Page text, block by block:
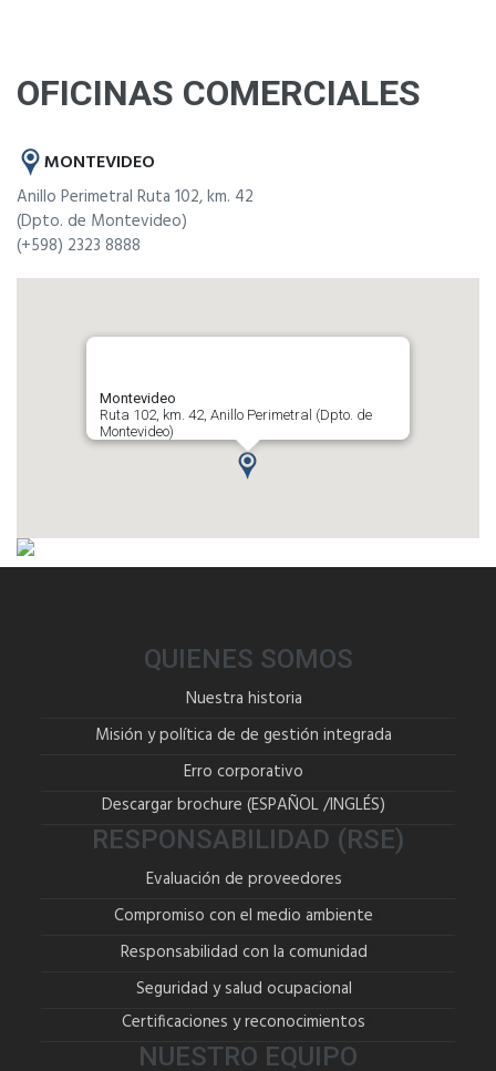
OFICINAS COMERCIALES
MONTEVIDEO
Anillo Perimetral Ruta 102, km. 42
(Dpto. de Montevideo)
(+598) 2323 8888
Montevideo
Ruta 102, km. 42, Anillo Perimetral (Dpto. de
Montevideo)
QUIENES SOMOS
Nuestra historia
Misión y política de de gestión integrada
Erro corporativo
Descargar brochure (ESPAÑOL/INGLÉS)
RESPONSABILIDAD (RSE)
Evaluación de proveedores
Compromiso con el medio ambiente
Responsabilidad con la comunidad
Seguridad y salud ocupacional
Certificaciones y reconocimientos
NUESTRO EQUIPO